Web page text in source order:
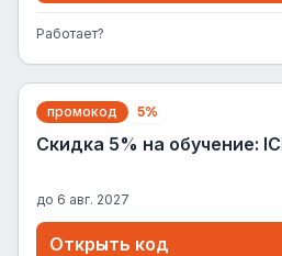
Работает?
промокод 5%
Скидка 5% на обучение:
до 6 авг. 2027
Открыть код